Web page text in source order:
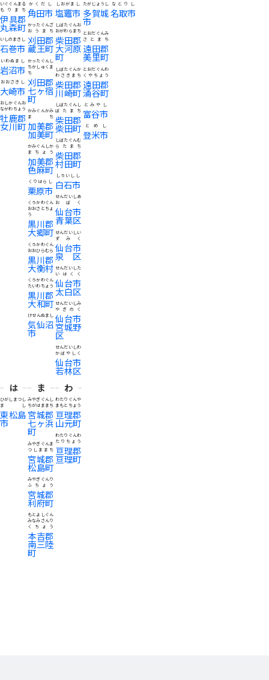
伊具郡
丸森町
いぐぐんまる
もりまち
石巻市
いしのまきし
岩沼市
いわぬまし
大崎市
おおさきし
牡鹿郡
女川町
おしかぐんお
ながわちょう
角田市
かくだし
刈田郡
蔵王町
かったぐんざ
おうまち
刈田郡
七ヶ宿
町
かったぐんし
ちかしゅくま
ち
加美郡
加美町
かみぐんかみ
まち
加美郡
色麻町
かみぐんしか
まちょう
栗原市
くりはらし
黒川郡
大郷町
くろかわぐん
おおさとちょ
う
黒川郡
大衡村
くろかわぐん
おおひらむら
黒川郡
大和町
くろかわぐん
たいわちょう
気仙沼
市
けせんぬまし
塩竈市
しおがまし
柴田郡
大河原
町
しばたぐんお
おがわらまち
柴田郡
川崎町
しばたぐんか
わさきまち
柴田郡
柴田町
しばたぐんし
ばたまち
柴田郡
村田町
しばたぐんむ
らたまち
白石市
しろいしし
仙台市
青葉区
せんだいしあ
おばく
仙台市
泉区
せんだいしい
ずみく
仙台市
太白区
せんだいした
いはくく
仙台市
宮城野
区
せんだいしみ
やぎのく
仙台市
若林区
せんだいしわ
かばやしく
多賀城
市
たがじょうし
遠田郡
美里町
とおだぐんみ
さとまち
遠田郡
涌谷町
とおだぐんわ
くやちょう
富谷市
とみやし
登米市
とめし
名取市
なとりし
は
東松島
市
ひがしまつし
まし
ま
宮城郡
七ヶ浜
町
みやぎぐんし
ちがはままち
宮城郡
松島町
みやぎぐんま
つしままち
宮城郡
利府町
みやぎぐんり
ふちょう
本吉郡
南三陸
町
もとよしぐん
みなみさんり
くちょう
わ
亘理郡
山元町
わたりぐんや
まもとちょう
亘理郡
亘理町
わたりぐんわ
たりちょう